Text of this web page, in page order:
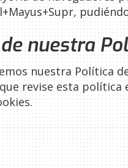
nuestra
nuestra Política
revise esta